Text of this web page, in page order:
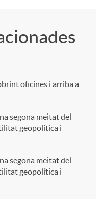
oficines i arriba a
segona meitat del
geopolítica i
segona meitat del
geopolítica i